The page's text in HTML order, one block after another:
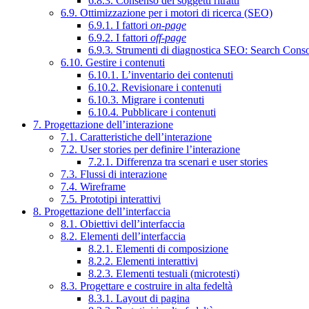
6.9. Ottimizzazione per i motori di ricerca (SEO)
6.9.1. I fattori on-page
6.9.2. I fattori off-page
6.9.3. Strumenti di diagnostica SEO: Search
6.10. Gestire i contenuti
6.10.1. L’inventario dei contenuti
6.10.2. Revisionare i contenuti
6.10.3. Migrare i contenuti
6.10.4. Pubblicare i contenuti
7. Progettazione dell’interazione
7.1. Caratteristiche dell’interazione
7.2. User stories per definire l’interazione
7.2.1. Differenza tra scenari e user stories
7.3. Flussi di interazione
7.4. Wireframe
7.5. Prototipi interattivi
8. Progettazione dell’interfaccia
8.1. Obiettivi dell’interfaccia
8.2. Elementi dell’interfaccia
8.2.1. Elementi di composizione
8.2.2. Elementi interattivi
8.2.3. Elementi testuali (microtesti)
8.3. Progettare e costruire in alta fedeltà
8.3.1. Layout di pagina